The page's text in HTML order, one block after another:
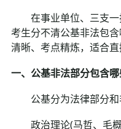
在事业单位、三支一
考生分不清公基非法包
清晰、考点精炼，适合直
一、公基非法部分包含
公基分为法律部分和
政治理论(马哲、毛概